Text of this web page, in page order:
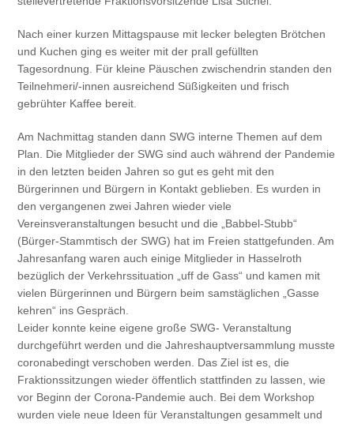
Nach einer kurzen Mittagspause mit lecker belegten Brötchen
und Kuchen ging es weiter mit der prall gefüllten
Tagesordnung. Für kleine Päuschen zwischendrin standen den
Teilnehmeri/-innen ausreichend Süßigkeiten und frisch
gebrühter Kaffee bereit.
Am Nachmittag standen dann SWG interne Themen auf dem
Plan. Die Mitglieder der SWG sind auch während der Pandemie
in den letzten beiden Jahren so gut es geht mit den
Bürgerinnen und Bürgern in Kontakt geblieben. Es wurden in
den vergangenen zwei Jahren wieder viele
Vereinsveranstaltungen besucht und die „Babbel-Stubb“
(Bürger-Stammtisch der SWG) hat im Freien stattgefunden. Am
Jahresanfang waren auch einige Mitglieder in Hasselroth
bezüglich der Verkehrssituation „uff de Gass“ und kamen mit
vielen Bürgerinnen und Bürgern beim samstäglichen „Gasse
kehren“ ins Gespräch.
Leider konnte keine eigene große SWG- Veranstaltung
durchgeführt werden und die Jahreshauptversammlung musste
coronabedingt verschoben werden. Das Ziel ist es, die
Fraktionssitzungen wieder öffentlich stattfinden zu lassen, wie
vor Beginn der Corona-Pandemie auch. Bei dem Workshop
wurden viele neue Ideen für Veranstaltungen gesammelt und